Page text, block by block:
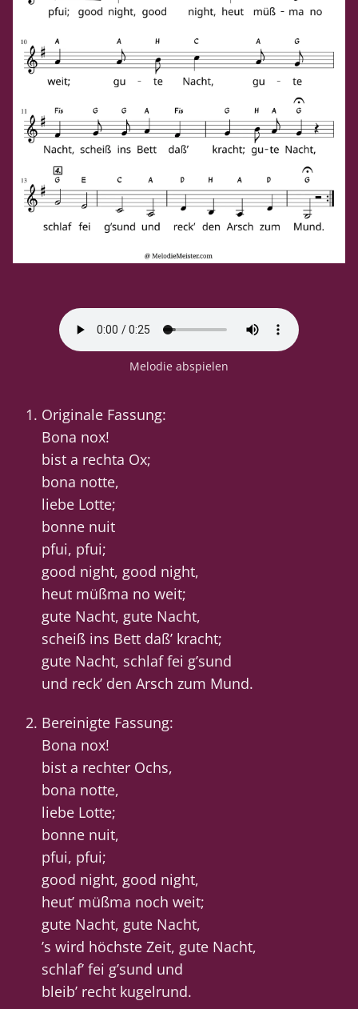
Melodie abspielen
Originale Fassung:
Bona nox!
bist a rechta Ox;
bona notte,
liebe Lotte;
bonne nuit
pfui, pfui;
good night, good night,
heut müßma no weit;
gute Nacht, gute Nacht,
scheiß ins Bett daß’ kracht;
gute Nacht, schlaf fei g’sund
und reck’ den Arsch zum Mund.
Bereinigte Fassung:
Bona nox!
bist a rechter Ochs,
bona notte,
liebe Lotte;
bonne nuit,
pfui, pfui;
good night, good night,
heut’ müßma noch weit;
gute Nacht, gute Nacht,
’s wird höchste Zeit, gute Nacht,
schlaf’ fei g’sund und
bleib’ recht kugelrund.